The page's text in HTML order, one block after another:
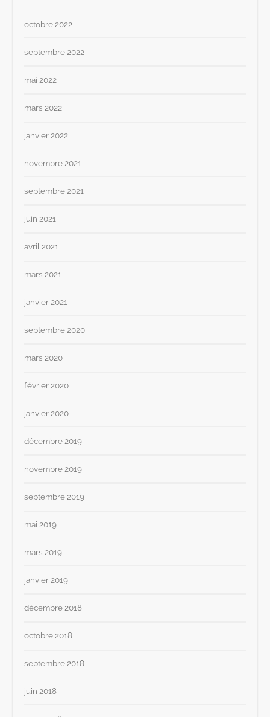
octobre 2022
septembre 2022
mai 2022
mars 2022
janvier 2022
novembre 2021
septembre 2021
juin 2021
avril 2021
mars 2021
janvier 2021
septembre 2020
mars 2020
février 2020
janvier 2020
décembre 2019
novembre 2019
septembre 2019
mai 2019
mars 2019
janvier 2019
décembre 2018
octobre 2018
septembre 2018
juin 2018